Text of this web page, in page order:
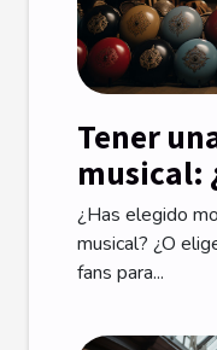
Tener
musical:
elegir
¿Has elegido
musical? ¿O
fans para...